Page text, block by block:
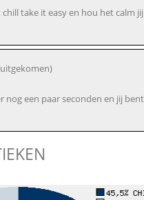
take it easy en hou het calm
nog een paar seconden en jij